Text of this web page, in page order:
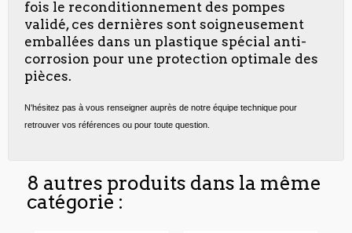
fois le reconditionnement des pompes
validé, ces dernières sont soigneusement
emballées dans un plastique spécial anti-
corrosion pour une protection optimale des
pièces.
N'hésitez pas à vous renseigner auprès de notre équipe technique pour
retrouver vos références ou pour toute question.
8 autres produits dans la même
catégorie :